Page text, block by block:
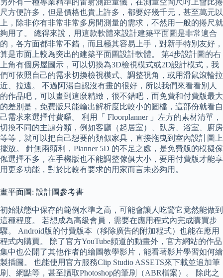
另外有一種專業精準的雷射測距量儀，在測量空間尺吋上會比捲
尺方便許多，但是價格也貴上許多，都要好幾千元，甚至萬元以
上，除非你有非常非常多房間測量的需求，不然用一般的捲尺就
夠用了。 總得來說，用這款軟體來設計建築平面圖是非常適合
的，各方面都非常不錯，而且極其容易上手，對新手特別友好，
算是市面上較為突出的建築平面圖設計軟體。 第4步設計圖的右
上角有個房屋圖示，可以切換為3D檢視模式或2D設計模式，我
們可依照自己的需求切換檢視模式、調整視角，或用滑鼠滾輪拉
近、拉遠。 不過阿湯自認沒有畫的很好，所以我們來看看別人
的作品吧，可以畫到這麼精緻，很不錯吧，而免費和付費版最大
的差別是，免費版只能輸出解析度比較小的圖檔，這部份就看自
己需求來選擇付費囉。 利用「 Floorplanner 」左方的素材清單，
切換不同的主題分類，例如客廳（起居室）、臥房、浴室、廚房
等等，就可以把自己想要的類似家具，直接拖曳到室內設計圖上
擺放。 針無兩頭利，Planner 5D 的不足之處，是免費版的模擬傢
俬選擇不多，在手機版也不能調整傢俱大小，要用付費版才能享
用更多功能，對於比較有要求的用家而言未必夠用。
畫平面圖: 設計圖參考書
初始狀態中保存的範例水準之高，可能會讓人吃驚它竟然能做到
這種程度。 若想成為高級會員，需要在應用程式內完成購買步
驟。 Android版的付費版本（移除廣告的附加程式）也能在應用
程式內購買。 除了官方YouTube頻道的動畫外，官方網站的作品
集中也公開了其他作者的繪圖教學影片，能看著影片學習如何繪
製插圖。 也能使用官方服務Clip Studio ASSETS來下載並追加筆
刷、網點等，甚至讀取Photoshop的筆刷（ABR檔案）。 除此之